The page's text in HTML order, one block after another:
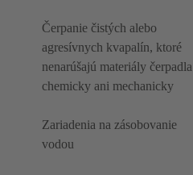
Čerpanie čistých alebo
agresívnych kvapalín, ktoré
nenarúšajú materiály čerpadla
chemicky ani mechanicky
Zariadenia na zásobovanie
vodou